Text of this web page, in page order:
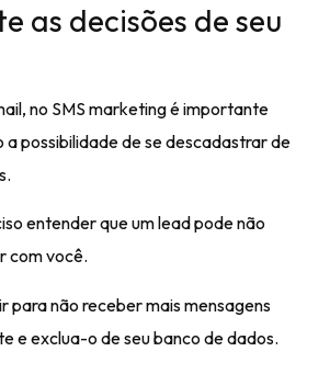
as decisões de seu
no SMS marketing é importante
possibilidade de se descadastrarde
entender que um lead pode não
com você.
para não receber mais mensagens
e exclua-o de seu banco de dados.